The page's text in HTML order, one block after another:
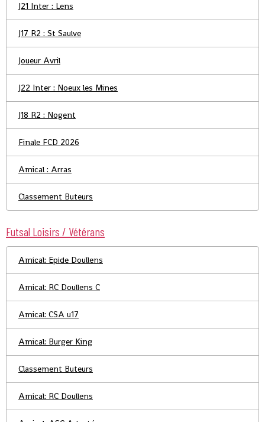
J21 Inter : Lens
J17 R2 : St Saulve
Joueur Avril
J22 Inter : Noeux les Mines
J18 R2 : Nogent
Finale FCD 2026
Amical : Arras
Classement Buteurs
Futsal Loisirs / Vétérans
Amical: Epide Doullens
Amical: RC Doullens C
Amical: CSA u17
Amical: Burger King
Classement Buteurs
Amical: RC Doullens